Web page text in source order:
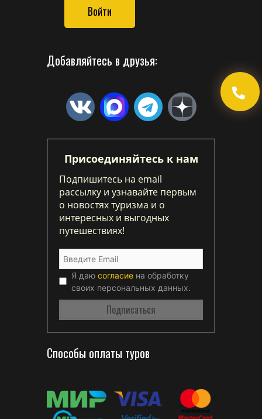
Войти
Добавляйтесь в друзья:
Присоединяйтесь к нам
Подпишитесь на email
рассылку и узнавайте первым
о новостях туризма и о
интересных и выгодных
путешествиях!
Я даю согласие на обработку
своих персональных данных.
Способы оплаты туров